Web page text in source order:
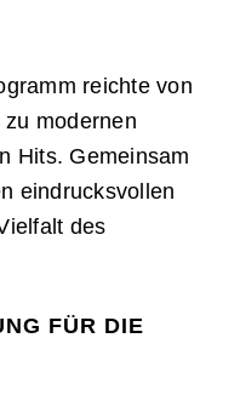
reichte von
modernen
Hits. Gemeinsam
eindrucksvollen
des
FÜR DIE M